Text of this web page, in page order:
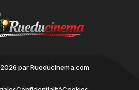
par Rueducinema.com